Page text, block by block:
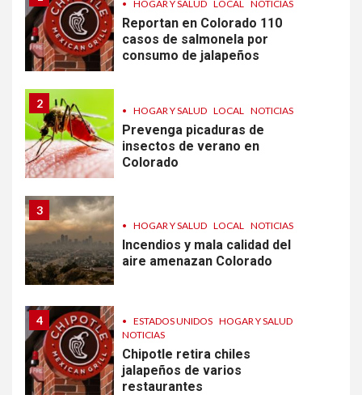
• HOGAR Y SALUD LOCAL NOTICIAS
Reportan en Colorado 110
casos de salmonela por
consumo de jalapeños
2
• HOGAR Y SALUD LOCAL NOTICIAS
Prevenga picaduras de
insectos de verano en
Colorado
3
• HOGAR Y SALUD LOCAL NOTICIAS
Incendios y mala calidad del
aire amenazan Colorado
4 • ESTADOS UNIDOS HOGAR Y SALUD
NOTICIAS
Chipotle retira chiles
jalapeños de varios
restaurantes